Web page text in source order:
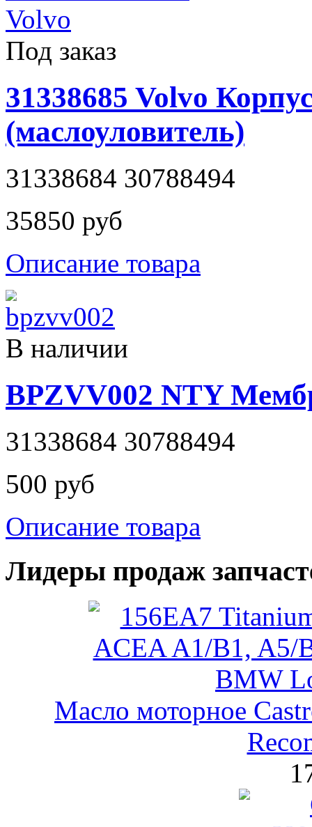
Под заказ
31338685 Volvo
(маслоуловитель)
31338684 30788494
35850 руб
Описание товара
В наличии
BPZVV002 NTY
31338684 30788494
500 руб
Описание товара
Лидеры продаж
Масло моторное